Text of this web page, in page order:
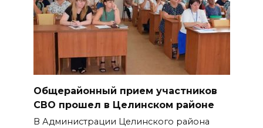
Общерайонный прием участников
СВО прошел в Целинском районе
В Администрации Целинского района